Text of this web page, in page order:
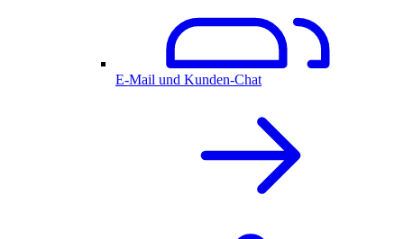
E-Mail und Kunden-Chat